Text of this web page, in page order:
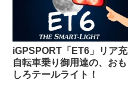
iGPSPORT「ET6」リア充
自転車乗り御用達の、おも
しろテールライト！